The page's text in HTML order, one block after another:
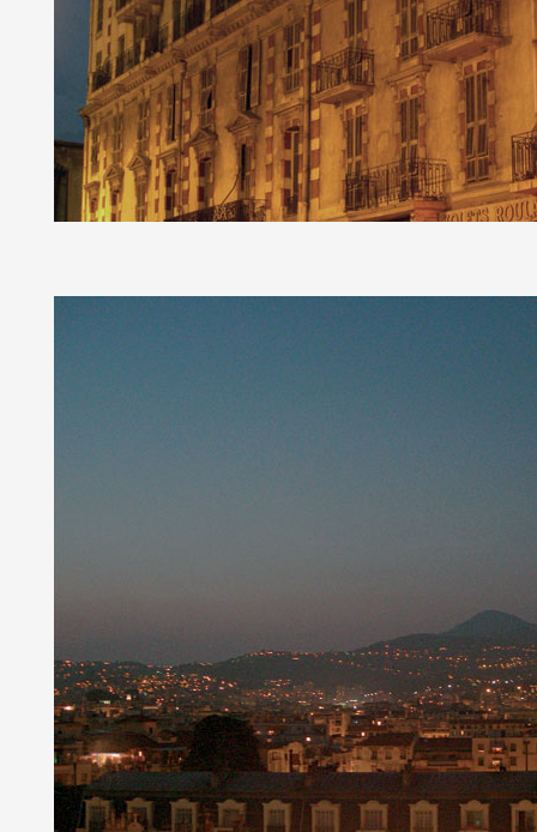
Formation
Événements
1% œuvres dans
Réseau
De A à Z
Année par année